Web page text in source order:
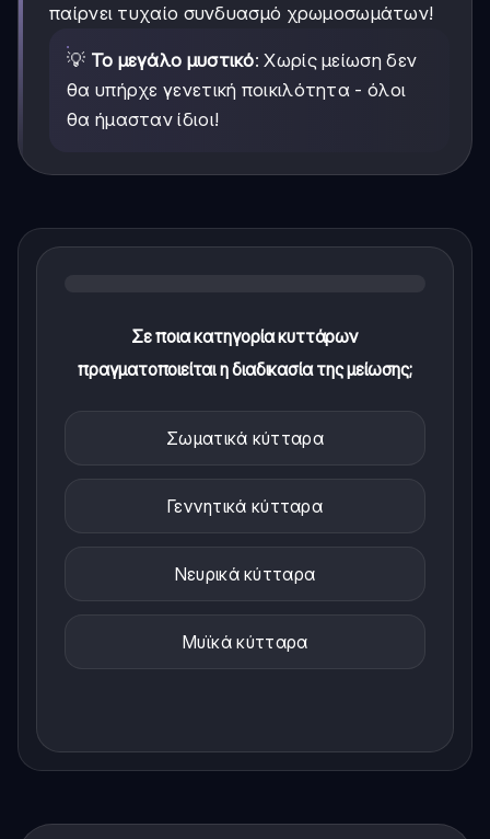
παίρνει τυχαίο συνδυασμό χρωμοσωμάτων!
💡 Το μεγάλο μυστικό: Χωρίς μείωση δεν
θα υπήρχε γενετική ποικιλότητα - όλοι
θα ήμασταν ίδιοι!
Σε ποια κατηγορία κυττάρων
πραγματοποιείται η διαδικασία της μείωσης;
Σωματικά κύτταρα
Γεννητικά κύτταρα
Νευρικά κύτταρα
Μυϊκά κύτταρα